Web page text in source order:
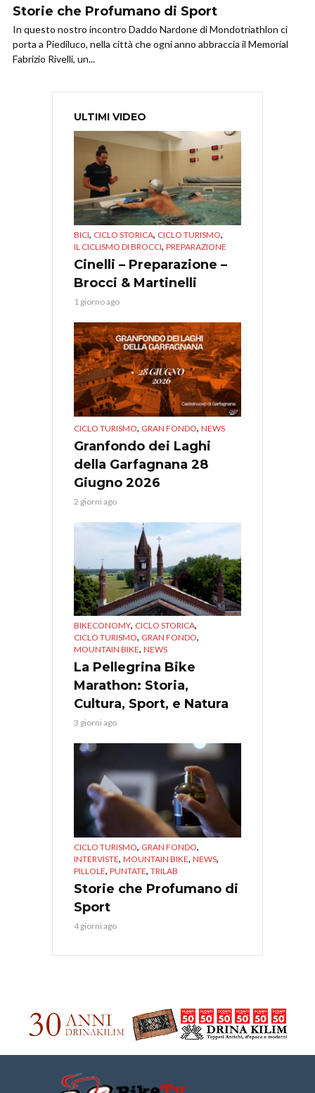
Storie che Profumano di Sport
In questo nostro incontro Daddo Nardone di Mondotriathlon ci
porta a Piediluco, nella città che ogni anno abbraccia il Memorial
Fabrizio Rivelli, un...
ULTIMI VIDEO
BICI, CICLO STORICA, CICLO TURISMO,
IL CICLISMO DI BROCCI, PREPARAZIONE
Cinelli – Preparazione –
Brocci & Martinelli
1 giorno ago
CICLO TURISMO, GRAN FONDO, NEWS
Granfondo dei Laghi
della Garfagnana 28
Giugno 2026
2 giorni ago
BIKECONOMY, CICLO STORICA,
CICLO TURISMO, GRAN FONDO,
MOUNTAIN BIKE, NEWS
La Pellegrina Bike
Marathon: Storia,
Cultura, Sport, e Natura
3 giorni ago
CICLO TURISMO, GRAN FONDO,
INTERVISTE, MOUNTAIN BIKE, NEWS,
PILLOLE, PUNTATE, TRILAB
Storie che Profumano di
Sport
4 giorni ago